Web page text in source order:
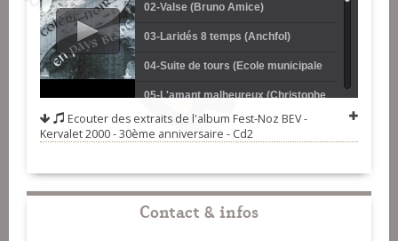
de Saint-Nazaire)
02-Valse (Bruno Amice)
03-Laridés 8 temps (Anchfol)
04-Suite de tours (Ecole municipale
de Guérande)
05-L'amant malheureux (Christophe
Caron et Hervé Rivière)
06-Rond paludier (Les chanteuses
09-Suite de ridées 6 temps (Burn's
Ecouter des extraits de l'album Fest-Noz BEV -
Kervalet 2000 - 30ème anniversaire - Cd2
Contact & infos